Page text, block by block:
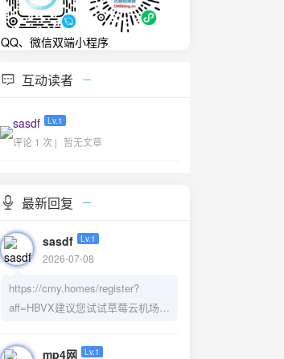
QQ、微信双端小程序
互动读者
sasdf Lv.1
评论 1 次 | 暂无文章
最新回复
sasdf Lv.1
2026-07-08
https://cmy.homes/register?
aff=HBVX建议您试试草莓云机场，
reddit/x也没有问题，还有各种ai优
mp4网 Lv.1